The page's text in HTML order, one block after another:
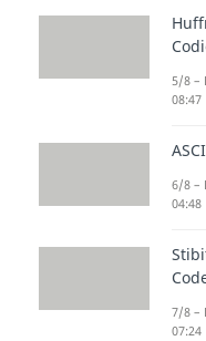
Wie
das
5/8 –
08:47
6/8 –
04:48
7/8 –
07:24